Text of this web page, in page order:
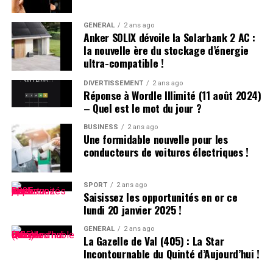
ayant déjà installé TikTok peuvent toujours accéder au
service. Cependant, ils ne recevront plus aucune mise à
jour future de l’application. L’avenir du réseau social
pourrait dépendre des décisions du nouveau président
des États-Unis.
DÉCLARATION DE TIKTOK :
>
En collaboration avec nos
partenaires techniques,
nous travaillons activement
à rétablir notre service.
Nous remercions le
GÉNÉRAL 2 ans ago
Anker SOLIX dévoile la Solarbank 2 AC :
la nouvelle ère du stockage d’énergie
ultra-compatible !
DIVERTISSEMENT 2 ans ago
Réponse à Wordle Illimité (11 août 2024)
– Quel est le mot du jour ?
BUSINESS 2 ans ago
Une formidable nouvelle pour les
conducteurs de voitures électriques !
SPORT 2 ans ago
Saisissez les opportunités en or ce
lundi 20 janvier 2025 !
GÉNÉRAL 2 ans ago
La Gazelle de Val (405) : La Star
Incontournable du Quinté d’Aujourd’hui !